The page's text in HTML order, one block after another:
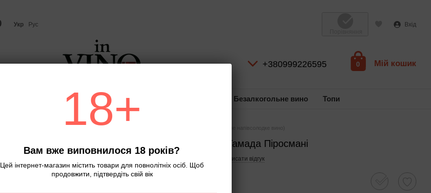
Укр
Рус
Вхід
+380999226595 0 Мій кошик
Ігристе вино та шампанське Віскі Безалкогольне вино Топи
Tamada Pirosmani (червоне напівсолодке вино)
Вино Tamada Pirosmani / Тамада Піросмані
Написати відгук
241 грн
18+
Вам вже виповнилося 18 років?
Цей інтернет-магазин містить товари для повнолітніх осіб. Щоб
продовжити, підтвердіть свій вік